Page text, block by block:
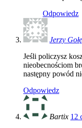
Odpowiedz
Jerzy
Jeśli policzysz
nieobecnościom
następny powód
Odpowiedz
Bartix 12